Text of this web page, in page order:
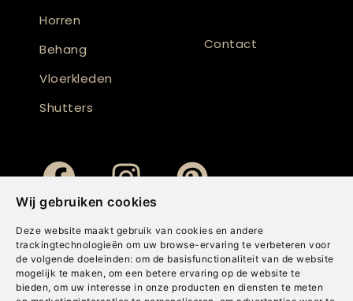
Wij gebruiken cookies
Deze website maakt gebruik van cookies en andere
trackingtechnologieën om uw browse-ervaring te verbeteren voor
de volgende doeleinden: om de basisfunctionaliteit van de website
mogelijk te maken , om een betere ervaring op de website te
bieden, om uw interesse in onze producten en diensten te meten
Horren
Behang
Vloerkleden
Shutters
Contact